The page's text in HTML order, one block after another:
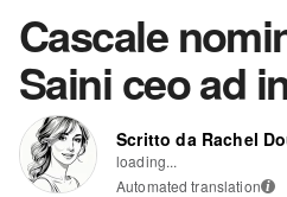
Cascale
Saini ceo ad
Scritto da Rachel
loading...
Automated translation i